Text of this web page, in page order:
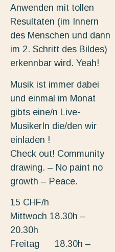
Anwenden mit tollen
Resultaten (im Innern
des Menschen und dann
im 2. Schritt des Bildes)
erkennbar wird. Yeah!
Musik ist immer dabei
und einmal im Monat
gibts eine/n Live-
MusikerIn die/den wir
einladen !
Check out! Community
drawing. – No paint no
growth – Peace.
15 CHF/h
Mittwoch 18.30h –
20.30h
Freitag 18.30h –